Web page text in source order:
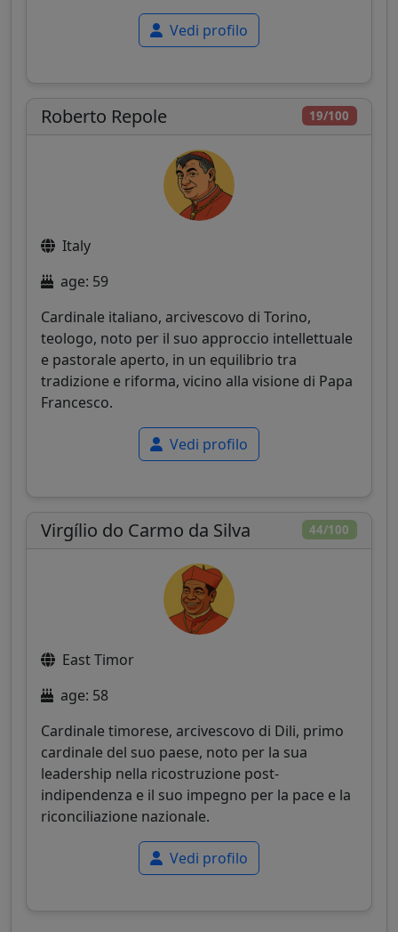
Vedi profilo
19/100
Roberto Repole
Italy
age: 59
Cardinale italiano, arcivescovo di Torino,
teologo, noto per il suo approccio intellettuale
e pastorale aperto, in un equilibrio tra
tradizione e riforma, vicino alla visione di Papa
Francesco.
Vedi profilo
44/100
Virgílio do Carmo da Silva
East Timor
age: 58
Cardinale timorese, arcivescovo di Dili, primo
cardinale del suo paese, noto per la sua
leadership nella ricostruzione post-
indipendenza e il suo impegno per la pace e la
riconciliazione nazionale.
Vedi profilo